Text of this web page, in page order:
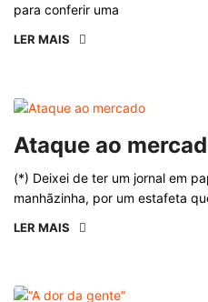
para conferir uma
LER MAIS
Ataque ao
(*) Deixei de ter um jornal em
manhãzinha, por um estafeta
LER MAIS